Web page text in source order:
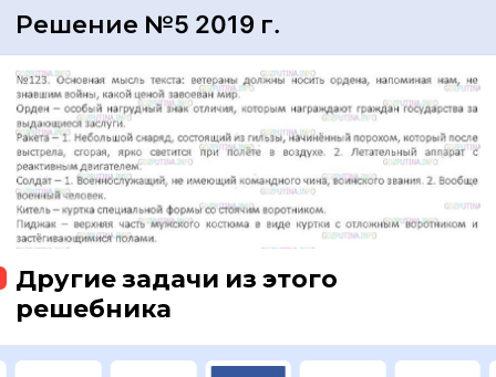
Решение №5 2019 г.
Другие задачи из этого
решебника